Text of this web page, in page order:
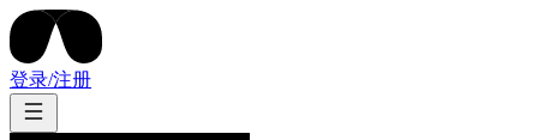
登录/注册